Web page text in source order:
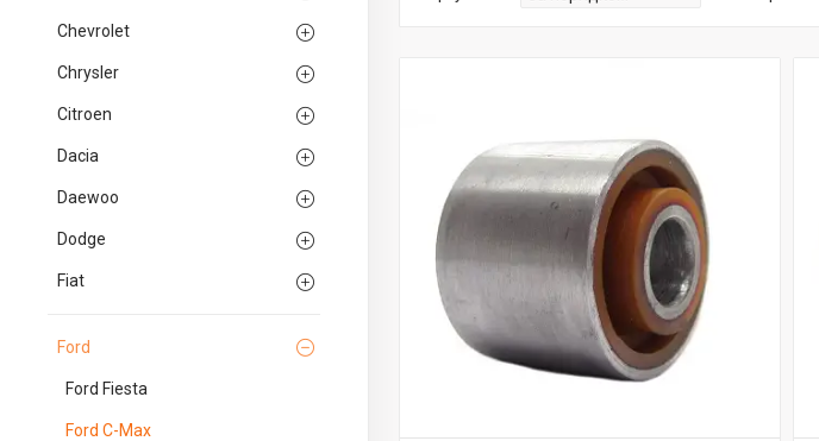
Chevrolet
Chrysler
Citroen
Dacia
Daewoo
Dodge
Fiat
Ford
Ford Fiesta
Ford C-Max